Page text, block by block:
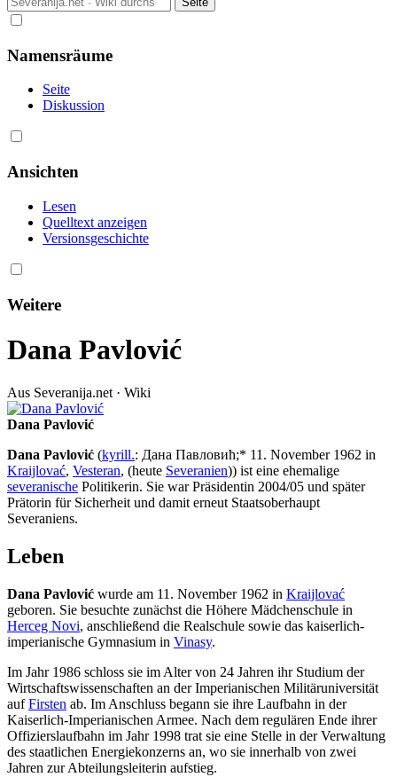
Namensräume
Seite
Diskussion
Ansichten
Lesen
Quelltext anzeigen
Versionsgeschichte
Weitere
Dana Pavlović
Aus Severanija.net · Wiki
Dana Pavlović
Dana Pavlović (kyrill.: Дана Павлoвић;* 11. November 1962 in
Kraijlovać, Vesteran, (heute Severanien)) ist eine ehemalige
severanische Politikerin. Sie war Präsidentin 2004/05 und später
Prätorin für Sicherheit und damit erneut Staatsoberhaupt
Severaniens.
Leben
Dana Pavlović wurde am 11. November 1962 in Kraijlovać
geboren. Sie besuchte zunächst die Höhere Mädchenschule in
Herceg Novi, anschließend die Realschule sowie das kaiserlich-
imperianische Gymnasium in Vinasy.
Im Jahr 1986 schloss sie im Alter von 24 Jahren ihr Studium der
Wirtschaftswissenschaften an der Imperianischen Militäruniversität
aufFirsten ab. Im Anschluss begann sie ihre Laufbahn in der
Kaiserlich-Imperianischen Armee. Nach dem regulären Ende ihrer
Offizierslaufbahn im Jahr 1998 trat sie eine Stelle in der Verwaltung
des staatlichen Energiekonzerns an, wo sie innerhalb von zwei
Jahren zur Abteilungsleiterin aufstieg.